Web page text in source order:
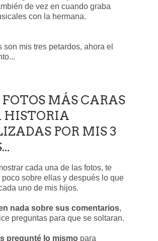
de vez en cuando graba
con la hermana.
son mis tres petardos, ahora el
FOTOS MÁS CARAS
HISTORIA
POR MIS 3
cada una de las fotos, te
poco sobre ellas y después lo que
uno de mis hijos.
nada sobre sus comentarios,
preguntas para que se soltaran.
pregunté lo mismo para